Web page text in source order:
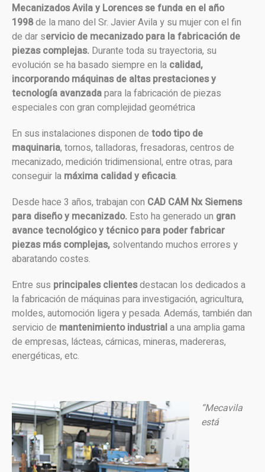
Mecanizados Avila y Lorences se funda en el año
1998de la mano del Sr. Javier Avila y su mujer con el fin
de dar servicio de mecanizado para la fabricación de
piezas complejas. Durante toda su trayectoria, su
evolución se ha basado siempre en la calidad,
incorporando máquinas de altas prestaciones y
tecnología avanzadapara la fabricación de piezas
especiales con gran complejidad geométrica
En sus instalaciones disponen de todo tipo de
maquinaria, tornos, talladoras, fresadoras, centros de
mecanizado, medición tridimensional, entre otras, para
conseguir la máxima calidad y eficacia.
Desde hace 3 años, trabajan con CAD CAM Nx Siemens
para diseño y mecanizado. Esto ha generado un gran
avance tecnológico y técnico para poder fabricar
piezas más complejas, solventando muchos errores y
abaratando costes.
Entre sus principales clientesdestacan los dedicados a
la fabricación de máquinas para investigación, agricultura,
moldes, automoción ligera y pesada. Además, también dan
servicio de mantenimiento industriala una amplia gama
de empresas, lácteas, cárnicas, mineras, madereras,
energéticas, etc.
“Mecavila
está